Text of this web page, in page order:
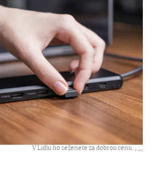
V Lidlu ho seženete za dobrou cenu. ,...